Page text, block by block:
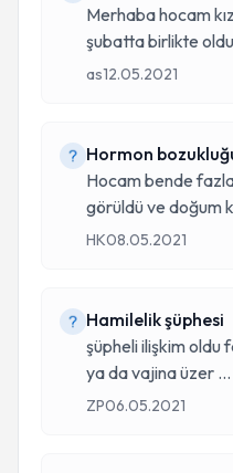
Merhaba hocam
şubatta birlikte
as12.05.2021
Hormon
Hocam bende
görüldü ve doğum
HK08.05.2021
Hamilelik şüphesi
şüpheli ilişkim
ya da vajina üzer ...
ZP06.05.2021